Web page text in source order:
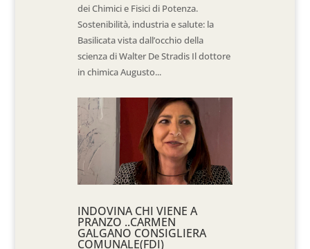
dei Chimici e Fisici di Potenza.
Sostenibilità, industria e salute: la
Basilicata vista dall’occhio della
scienza di Walter De Stradis Il dottore
in chimica Augusto...
INDOVINA CHI VIENE A
PRANZO ..CARMEN
GALGANO CONSIGLIERA
COMUNALE(FDI)